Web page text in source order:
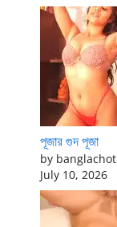
পূজার গুদ পূজা
by
July 10, 2026